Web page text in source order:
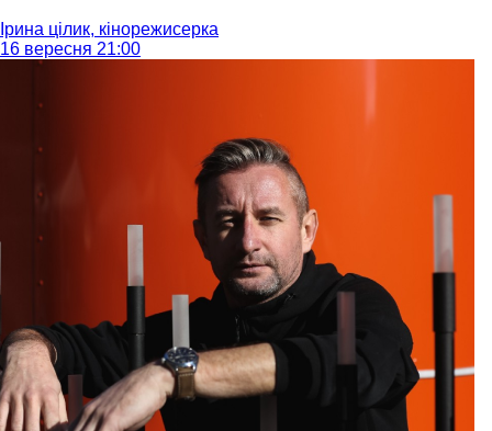
Ірина цілик, кінорежисерка
16 вересня 21:00